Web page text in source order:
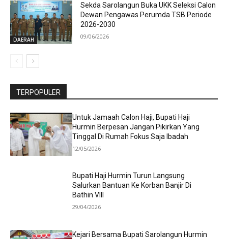
DAERAH
Sekda Sarolangun Buka UKK Seleksi Calon
Dewan Pengawas Perumda TSB Periode
2026-2030
09/06/2026
TERPOPULER
Untuk Jamaah Calon Haji, Bupati Haji
Hurmin Berpesan Jangan Pikirkan Yang
Tinggal Di Rumah Fokus Saja Ibadah
12/05/2026
Bupati Haji Hurmin Turun Langsung
Salurkan Bantuan Ke Korban Banjir Di
Bathin VIII
29/04/2026
Kejari Bersama Bupati Sarolangun Hurmin